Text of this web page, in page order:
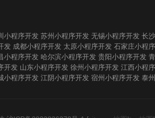
小程序开发 苏州小程序开发 无锡小程序开发 长
发 成都小程序开发 太原小程序开发 石家庄小程
小程序开发 哈尔滨小程序开发 贵阳小程序开发
开发 山东小程序开发 徐州小程序开发 江西小程
小程序开发 江阴小程序开发 宿州小程序开发 泰